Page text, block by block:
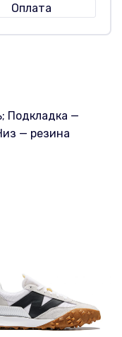
Оплата
Подкладка —
— резина